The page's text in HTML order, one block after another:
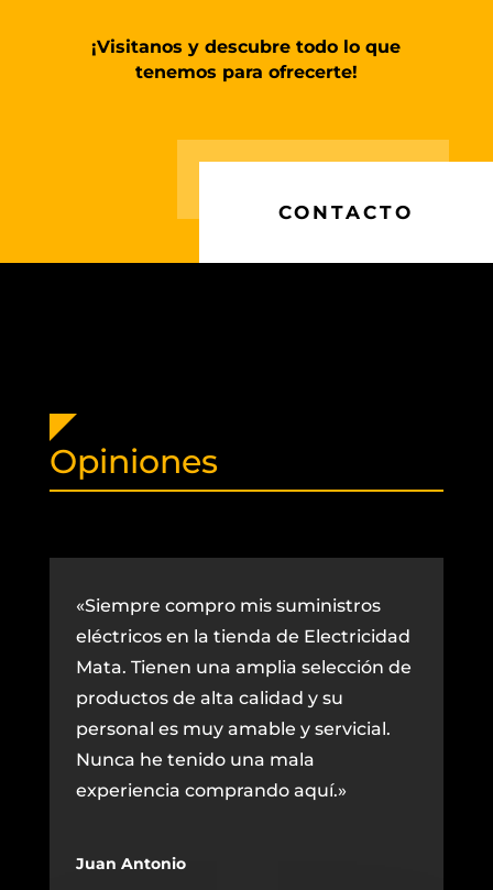
¡Visitanos y descubre todo lo que
tenemos para ofrecerte!
CONTACTO
Opiniones
«Siempre compro mis suministros
eléctricos en la tienda de Electricidad
Mata. Tienen una amplia selección de
productos de alta calidad y su
personal es muy amable y servicial.
Nunca he tenido una mala
experiencia comprando aquí.»
Juan Antonio